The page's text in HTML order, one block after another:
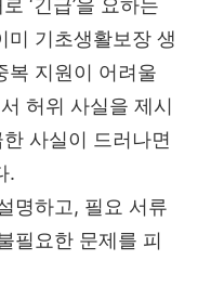
‘긴급’을 요하는
미 기초생활보장 생
복 지원이 어려울
허위 사실을 제시
사실이 드러나면
.
명하고, 필요 서류
필요한 문제를 피